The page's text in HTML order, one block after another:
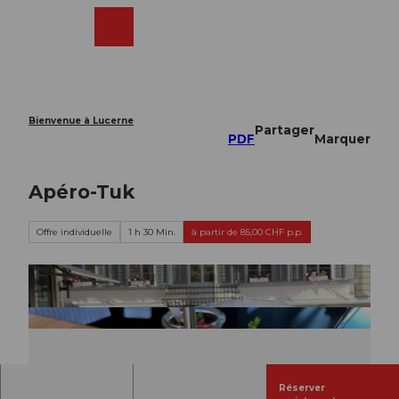
Bienvenue à Lucerne
PDF
Partager
Marquer
Apéro-Tuk
Offre individuelle 1 h 30 Min. à partir de 85,00 CHF p.p.
Réserver